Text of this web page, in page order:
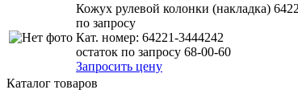
Кожух рулевой колонки (накладка)
по запросу
Кат. номер: 64221-3444242
остаток по запросу 68-00-60
Запросить цену
Каталог товаров